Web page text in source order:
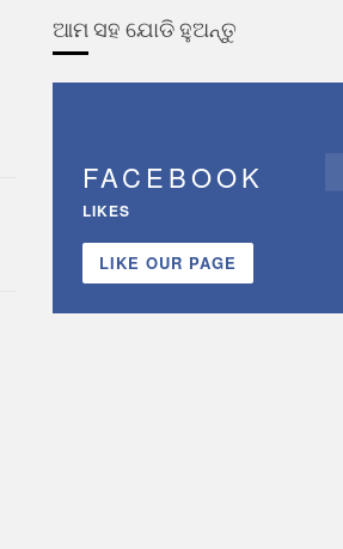
ଆମ ସହ ଯୋଡି ହୁଅନ୍ତୁ
FACEBOOK
LIKES
LIKE OUR PAGE